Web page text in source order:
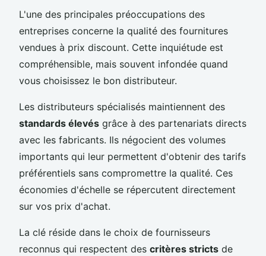
L'une des principales préoccupations des
entreprises concerne la qualité des fournitures
vendues à prix discount. Cette inquiétude est
compréhensible, mais souvent infondée quand
vous choisissez le bon distributeur.
Les distributeurs spécialisés maintiennent des
standards élevés grâce à des partenariats directs
avec les fabricants. Ils négocient des volumes
importants qui leur permettent d'obtenir des tarifs
préférentiels sans compromettre la qualité. Ces
économies d'échelle se répercutent directement
sur vos prix d'achat.
La clé réside dans le choix de fournisseurs
reconnus qui respectent des critères stricts de